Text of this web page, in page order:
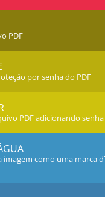
PDF
por senha do PDF
PDF adicionando senha
imagem como uma marca